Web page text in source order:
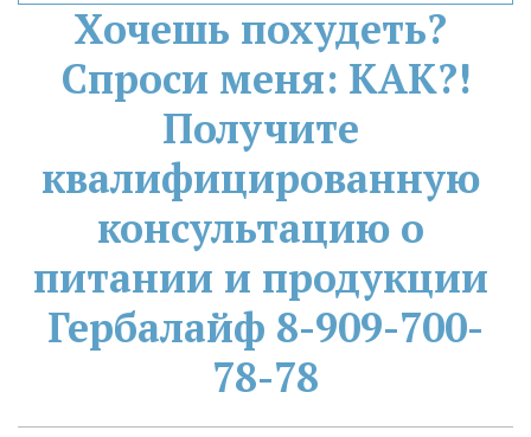
Хочешь похудеть?
Спроси меня: КАК?!
Получите
квалифицированную
консультацию о
питании и продукции
Гербалайф 8-909-700-
78-78